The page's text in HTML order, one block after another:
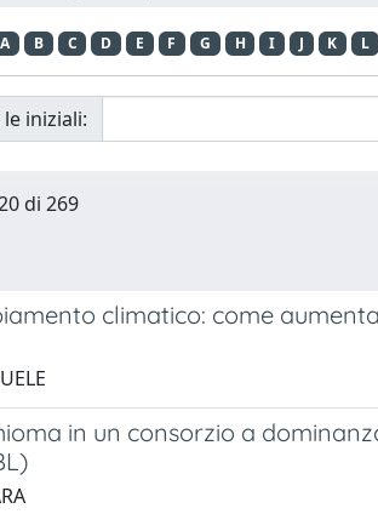
A B C D E F G H I J K L
iniziali:
di 269
climatico: come
in un consorzio a